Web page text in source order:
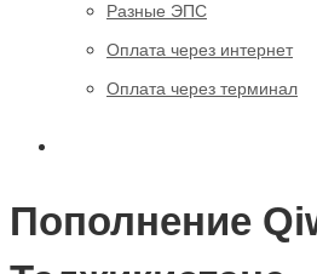
Разные ЭПС
Оплата через интернет
Оплата через терминал
Пополнение